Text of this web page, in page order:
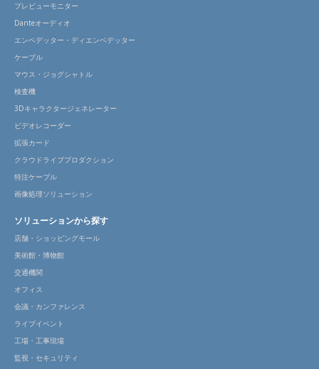
プレビューモニター
Danteオーディオ
エンベデッター・ディエンベデッター
ケーブル
マウス・ジョグシャトル
検査機
3Dキャラクタージェネレーター
ビデオレコーダー
拡張カード
クラウドライブプロダクション
特注ケーブル
画像処理ソリューション
ソリューションから探す
店舗・ショッピングモール
美術館・博物館
交通機関
オフィス
会議・カンファレンス
ライブイベント
工場・工事現場
監視・セキュリティ